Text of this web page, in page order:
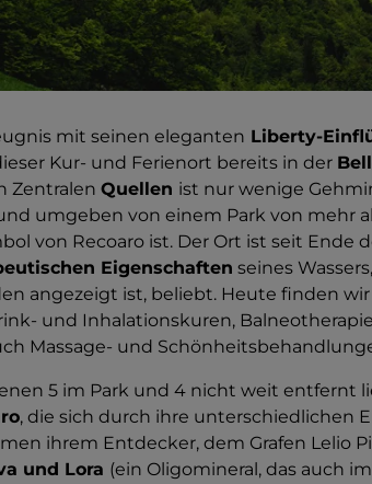
mit seinen eleganten Liberty-
Kur- und Ferienort bereits in der
Zentralen Quellen ist nur wenige
umgeben von einem Park von mehr
von Recoaro ist. Der Ort ist seit Ende
Eigenschaften seines
angezeigt ist, beliebt. Heute finden
und Inhalationskuren,
Massage- und
5 im Park und 4 nicht weit entfernt
, die sich durch ihre unterschiedlichen
ihrem Entdecker, dem Grafen Lelio
und Lora (ein Oligomineral, das auch